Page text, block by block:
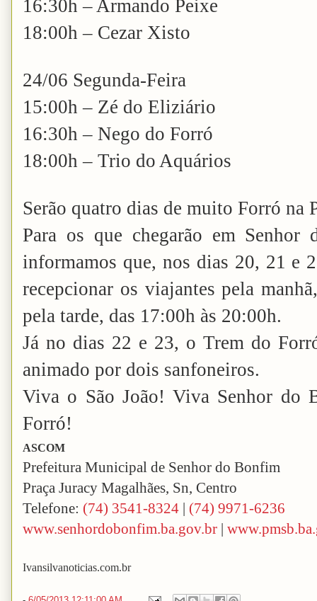
16:30h – Armando Peixe
18:00h – Cezar Xisto
24/06 Segunda-Feira
15:00h – Zé do Eliziário
16:30h – Nego do Forró
18:00h – Trio do Aquários
Serão quatro dias de muito Forró na
Para os que chegarão em
informamos que, nos dias 20, 21 e
recepcionar os viajantes pela
pela tarde, das 17:00h às 20:00h.
Já no dias 22 e 23, o Trem do
animado por dois sanfoneiros.
Viva o São João! Viva Senhor do
Forró!
ASCOM
Prefeitura Municipal de Senhor do Bonfim
Praça Juracy Magalhães, Sn, Centro
Telefone: (74) 3541-8324 | (74) 9971-6236
www.senhordobonfim.ba.gov.br |
Ivansilvanoticias.com.br